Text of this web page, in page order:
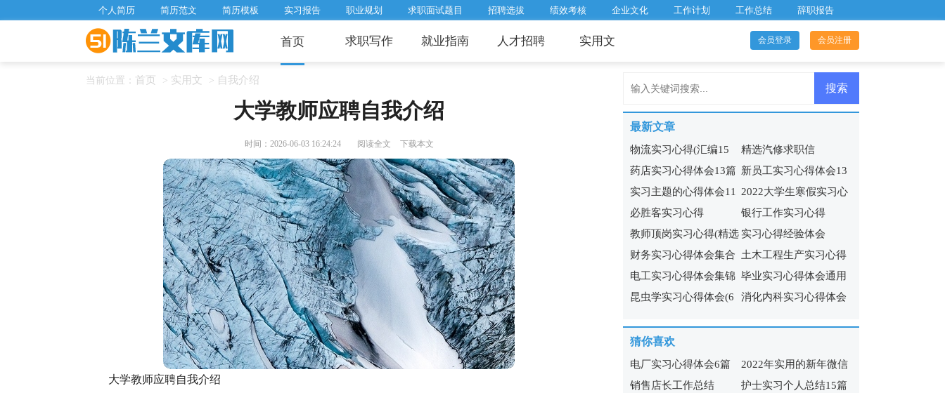
个人简历 简历范文 简历模板 实习报告 职业规划 求职面试题目 招聘选拔 绩效考核 企业文化 工作计划 工作总结 辞职报告
首页 求职写作 就业指南 人才招聘 实用文 会员登录 会员注册
当前位置： 首页 > 实用文 > 自我介绍
大学教师应聘自我介绍
时间：2026-06-03 16:24:24 阅读全文 下载本文
大学教师应聘自我介绍
最新文章
物流实习心得(汇编15
篇)
精选汽修求职信
药店实习心得体会13篇 新员工实习心得体会13
篇
实习主题的心得体会11
篇
2022大学生寒假实习心
得15篇
必胜客实习心得
银行工作实习心得
教师顶岗实习心得(精选
15篇)
实习心得经验体会
财务实习心得体会集合
15篇
土木工程生产实习心得
4篇
电工实习心得体会集锦
15篇
毕业实习心得体会通用
15篇
昆虫学实习心得体会(6
消化内科实习心得体会
猜你喜欢
电厂实习心得体会6篇
2022年实用的新年微信
祝福语65句
销售店长工作总结
护士实习个人总结15篇